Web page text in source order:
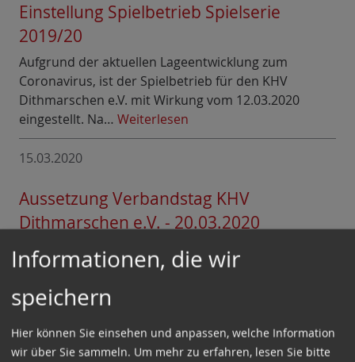
Einstellung Spielbetrieb Spielserie
2019/20
Aufgrund der aktuellen Lageentwicklung zum
Coronavirus, ist der Spielbetrieb für den KHV
Dithmarschen e.V. mit Wirkung vom 12.03.2020
eingestellt. Na… Weiterlesen
15.03.2020
Aussetzung Verbandstag KHV
Dithmarschen e.V. - 20.03.2020
Vor dem Hintergrund des an Dynamik zunehmenden
Corona-Virus in Schleswig-Holstein, hat der Vorstand
des Kreishandballverbandes Dithmarschen e. V.
aus…Weiterlesen
11.03.2020
Informationen, die wir
speichern
Hier können Sie einsehen und anpassen, welche Information
wir über Sie sammeln. Um mehr zu erfahren, lesen Sie bitte